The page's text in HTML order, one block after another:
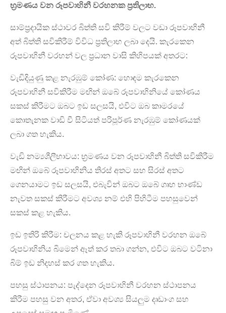
භ්‍රමණය වන රූපවාහිනී වරහනක ප්‍රතිලාභ.
සාම්ප්‍රදායික ස්ථාවර බිත්ති සවි කිරීම් වලට වඩා රූපවාහිනී
අත් බිත්ති සවිකිරීම් විවිධ ප්‍රතිලාභ ලබා දෙයි. කැරකෙන
රූපවාහිනී වරහන් වල ප්‍රධාන වාසි කිහිපයක් අතරට:
වැඩිදියුණු කළ නැරඹුම් කෝණ: හොඳම කැරකෙන
රූපවාහිනී සවිකිරීම මඟින් ඔබේ රූපවාහිනියේ කෝණය
සකස් කිරීමට ඔබට ඉඩ සලසයි, එවිට ඔබ කාමරයේ
කොතැනක වාඩි වී සිටියත් පරිපූර්ණ නැරඹුම් කෝණයක්
ලබා ගත හැකිය.
වැඩි නම්‍යශීලීභාවය: භ්‍රමණය වන රූපවාහිනී බිත්ති සවිකිරීම
මඟින් ඔබේ රූපවාහිනිය තිරස් අතට සහ සිරස් අතට
ගෙනයාමට ඉඩ සලසයි, එබැවින් ඔබට ඔබේ ගෘහ භාණ්ඩ
නැවත සකස් කිරීමට අවශ්‍ය නම් එහි පිහිටීම පහසුවෙන්
සකස් කළ හැකිය.
ඉඩ ඉතිරි කිරීම: චලනය කළ හැකි රූපවාහිනී වරහන ඔබේ
රූපවාහිනිය බිමෙන් ඈත් කර තබා ගන්න, එවිට ඔබට වටිනා
බිම් ඉඩ නිදහස් කර ගත හැකිය.
පහසු ස්ථාපනය: පැද්දෙන රූපවාහිනී වරහන ස්ථාපනය
කිරීම පහසු වන අතර, ඒවා අවශ්‍ය සියලුම දෘඩාංග සහ